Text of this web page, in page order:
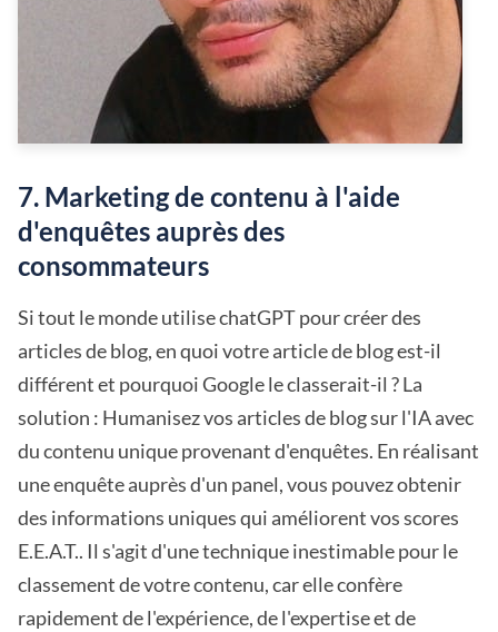
7. Marketing de contenu à l'aide
d'enquêtes auprès des
consommateurs
Si tout le monde utilise chatGPT pour créer des
articles de blog, en quoi votre article de blog est-il
différent et pourquoi Google le classerait-il ? La
solution : Humanisez vos articles de blog sur l'IA avec
du contenu unique provenant d'enquêtes. En réalisant
une enquête auprès d'un panel, vous pouvez obtenir
des informations uniques qui améliorent vos scores
E.E.A.T.. Il s'agit d'une technique inestimable pour le
classement de votre contenu, car elle confère
rapidement de l'expérience, de l'expertise et de